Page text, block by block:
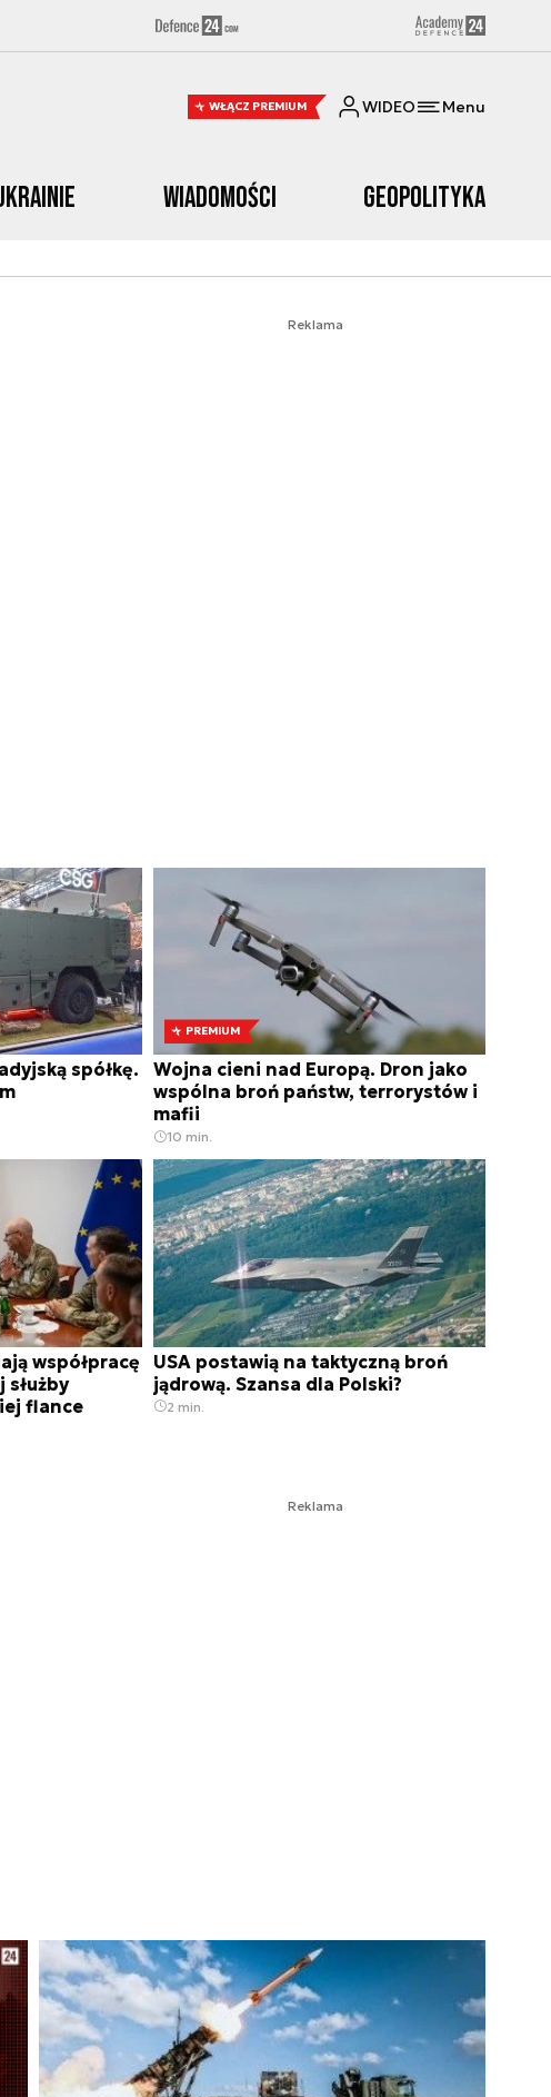
WŁĄCZ PREMIUM WIDEO Menu
Wiadomości Geopolityka
Reklama
spółkę.
PREMIUM
Wojna cieni nad Europą. Dron jako
wspólna broń państw, terrorystów i
mafii
10 min.
współpracę
służby
flance
USA postawią na taktyczną broń
jądrową. Szansa dla Polski?
2 min.
Reklama